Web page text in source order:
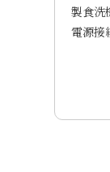
製食洗
電源接